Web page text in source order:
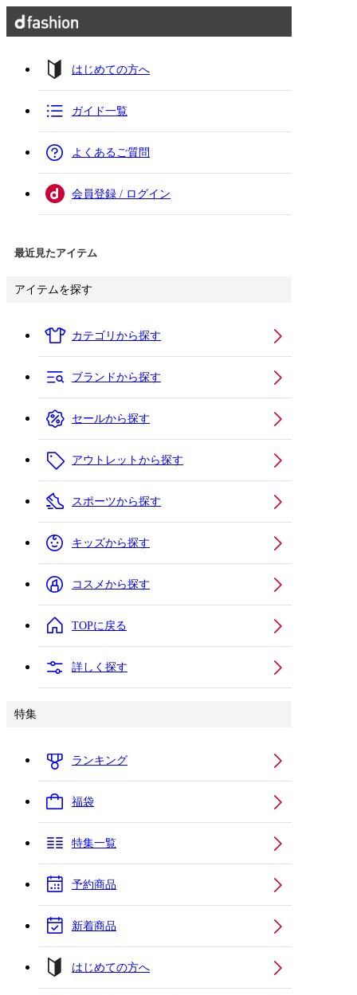
はじめての方へ
ガイド一覧
よくあるご質問
会員登録 / ログイン
最近見たアイテム
アイテムを探す
カテゴリから探す
ブランドから探す
セールから探す
アウトレットから探す
スポーツから探す
キッズから探す
コスメから探す
TOPに戻る
詳しく探す
特集
ランキング
福袋
特集一覧
予約商品
新着商品
はじめての方へ